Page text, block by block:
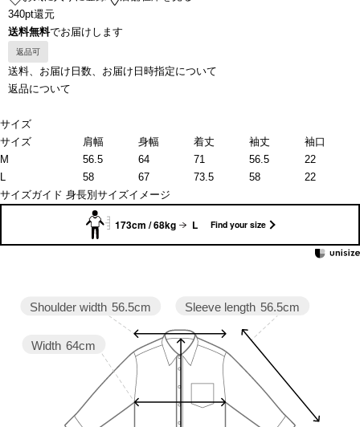
340pt還元
送料無料でお届けします
返品可
送料、お届け日数、お届け日時指定について
返品について
サイズ
サイズ
肩幅 身幅 着丈 袖丈
袖口
M
56.5 64 71 56.5
22
L
58 67 73.5 58
22
サイズガイド 身長別サイズイメージ
173cm / 68kg L Find your size
Sleeve length 56.5cm
Width 64cm
Shoulder width 56.5cm